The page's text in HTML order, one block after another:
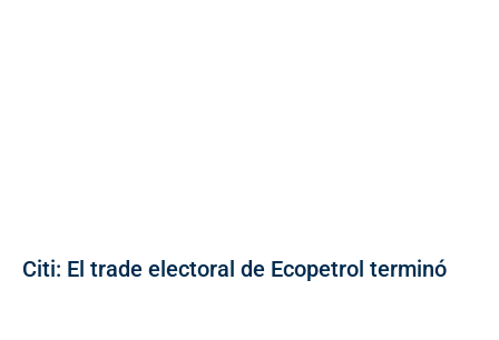
Citi: El trade electoral de Ecopetrol terminó